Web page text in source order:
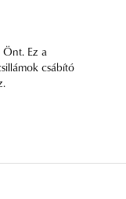
Önt. Ez a
csábító